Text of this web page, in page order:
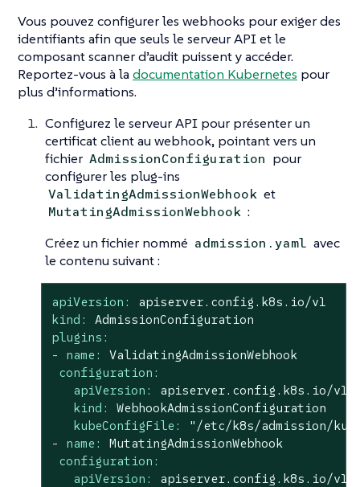
Vous pouvez configurer les webhooks pour exiger des
identifiants afin que seuls le serveur API et le
composant scanner d’audit puissent y accéder.
Reportez-vous à la documentation Kubernetes pour
plus d’informations.
Configurez le serveur API pour présenter un
certificat client au webhook, pointant vers un
fichier AdmissionConfiguration pour
configurer les plug-ins
ValidatingAdmissionWebhook et
MutatingAdmissionWebhook :
Créez un fichier nommé admission.yaml avec
le contenu suivant :
apiVersion:
apiserver.config.k8s.io/v1
kind:
AdmissionConfiguration
plugins:
-
name:
ValidatingAdmissionWebhook
configuration:
apiVersion:
apiserver.config.k8s.io/v1
kind:
WebhookAdmissionConfiguration
kubeConfigFile:
"/etc/k8s/admission/
-
name:
MutatingAdmissionWebhook
configuration:
apiVersion:
apiserver.config.k8s.io/v1